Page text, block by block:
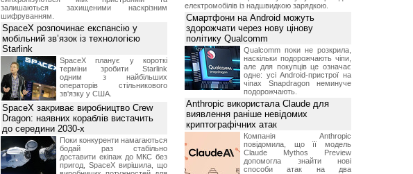
залишаються захищеними наскрізним
шифруванням.
SpaceX розпочинає експансію у
мобільний зв’язок із технологією
Starlink
SpaceX планує у короткі
терміни зробити Starlink
одним з найбільших
операторів стільникового
зв'язку у США.
SpaceX закриває виробництво Crew
Dragon: наявних кораблів вистачить
до середини 2030-х
Поки конкуренти намагаються
бодай раз стабільно
доставити екіпаж до МКС без
пригод, SpaceX вирішила, що
електромобілів із надшвидкою зарядкою.
Смартфони на Android можуть
здорожчати через нову цінову
політику Qualcomm
Qualcomm поки не розкрила,
наскільки подорожчають чіпи,
але для покупців це означає
одне: усі Android-пристрої на
чіпах Snapdragon неминуче
подорожчають.
Anthropic використала Claude для
виявлення раніше невідомих
криптографічних атак
Компанія Anthropic
повідомила, що її модель
Claude Mythos Preview
допомогла знайти нові
способи атак на два